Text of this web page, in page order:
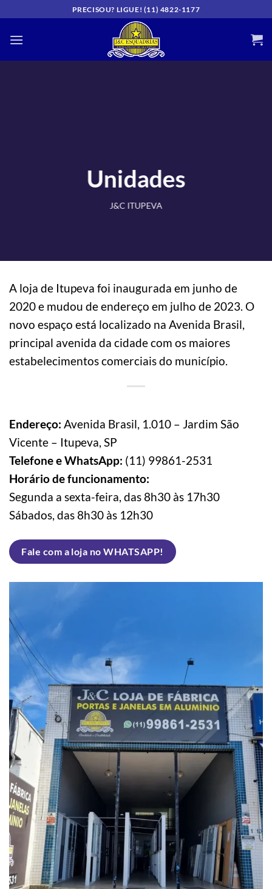
to
content
PRECISOU? LIGUE! (11) 4822-1177
Unidades
J&C ITUPEVA
A loja de Itupeva foi inaugurada em junho de
2020 e mudou de endereço em julho de 2023. O
novo espaço está localizado na Avenida Brasil,
principal avenida da cidade com os maiores
estabelecimentos comerciais do município.
Endereço: Avenida Brasil, 1.010 – Jardim São
Vicente – Itupeva, SP
Telefone e WhatsApp: (11) 99861-2531
Horário de funcionamento:
Segunda a sexta-feira, das 8h30 às 17h30
Sábados, das 8h30 às 12h30
Fale com a loja no WHATSAPP!